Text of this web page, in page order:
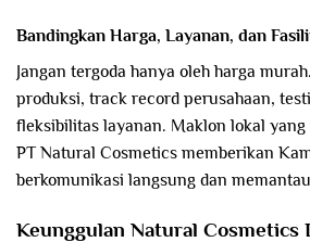
Bandingkan Harga, Layanan, dan
Jangan tergoda hanya oleh harga
produksi, track record perusahaan,
fleksibilitas layanan. Maklon lokal
PT Natural Cosmetics memberikan
berkomunikasi langsung dan
Keunggulan Natural Cosmetics